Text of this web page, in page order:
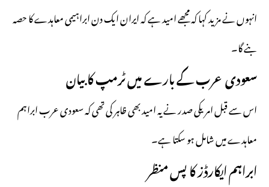
انہوں نے مزید کہا کہ مجھے امید ہے کہ ایران ایک دن ابراہیمی معاہدے کا حصہ
بنے گا۔
سعودی عرب کے بارے میں ٹرمپ کا بیان
اس سے قبل امریکی صدر نے یہ امید بھی ظاہر کی تھی کہسعودی عرب ابراہم
معاہدے میں شامل ہو سکتا ہے۔
ابراہم ایکارڈز کا پس منظر